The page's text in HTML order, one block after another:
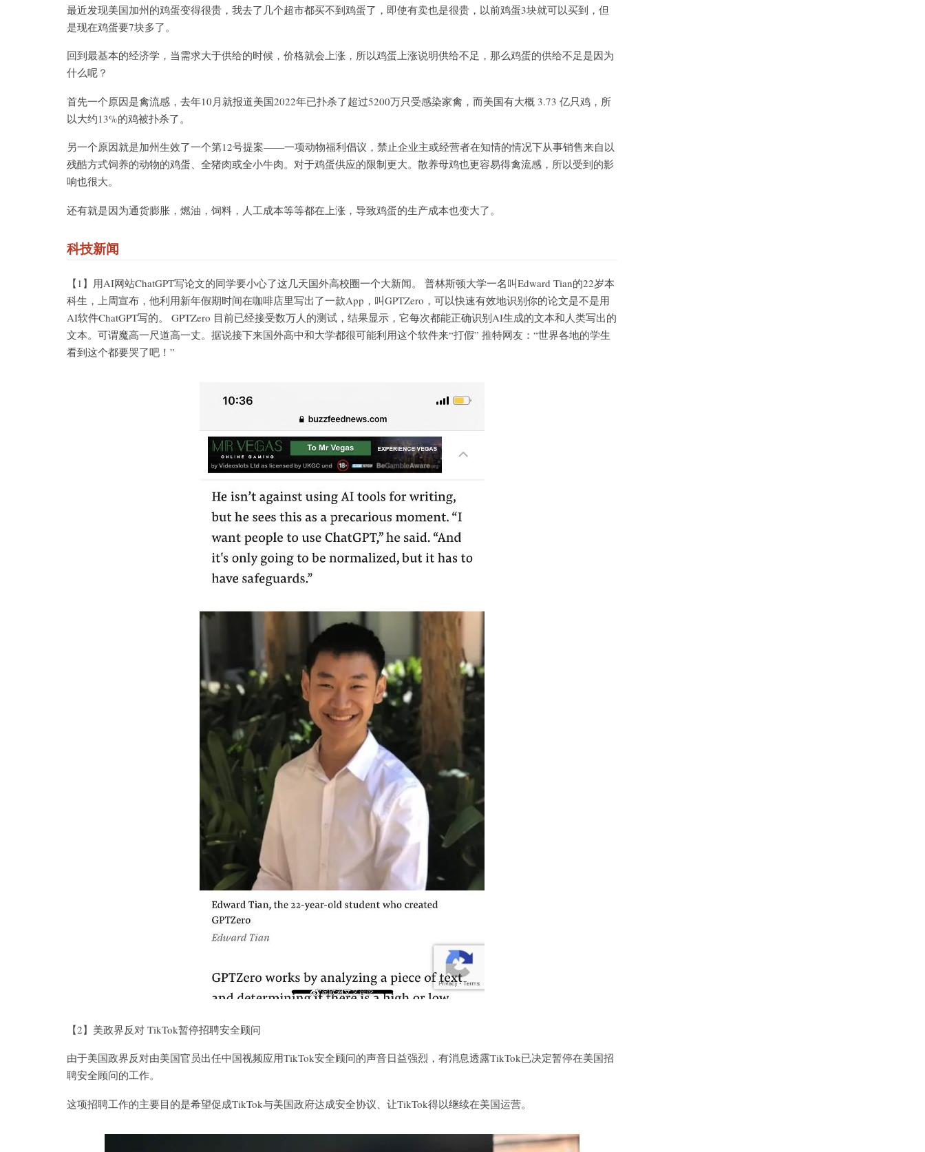
最近发现美国加州的鸡蛋变得很贵，我去了几个超市都买不到鸡蛋了，即使有卖也是很贵，以前鸡蛋3块就可以买到，但
是现在鸡蛋要7块多了。
回到最基本的经济学，当需求大于供给的时候，价格就会上涨，所以鸡蛋上涨说明供给不足，那么鸡蛋的供给不足是因为
什么呢？
首先一个原因是禽流感，去年10月就报道美国2022年已扑杀了超过5200万只受感染家禽，而美国有大概 3.73 亿只鸡，所
以大约13%的鸡被扑杀了。
另一个原因就是加州生效了一个第12号提案——一项动物福利倡议，禁止企业主或经营者在知情的情况下从事销售来自以
残酷方式饲养的动物的鸡蛋、全猪肉或全小牛肉。对于鸡蛋供应的限制更大。散养母鸡也更容易得禽流感，所以受到的影
响也很大。
还有就是因为通货膨胀，燃油，饲料，人工成本等等都在上涨，导致鸡蛋的生产成本也变大了。
科技新闻
【1】用AI网站ChatGPT写论文的同学要小心了这几天国外高校圈一个大新闻。 普林斯顿大学一名叫Edward Tian的22岁本
科生，上周宣布，他利用新年假期时间在咖啡店里写出了一款App，叫GPTZero，可以快速有效地识别你的论文是不是用
AI软件ChatGPT写的。 GPTZero 目前已经接受数万人的测试，结果显示，它每次都能正确识别AI生成的文本和人类写出的
文本。可谓魔高一尺道高一丈。据说接下来国外高中和大学都很可能利用这个软件来“打假” 推特网友：“世界各地的学生
看到这个都要哭了吧！”
【2】美政界反对 TikTok暂停招聘安全顾问
由于美国政界反对由美国官员出任中国视频应用TikTok安全顾问的声音日益强烈，有消息透露TikTok已决定暂停在美国招
聘安全顾问的工作。
这项招聘工作的主要目的是希望促成TikTok与美国政府达成安全协议、让TikTok得以继续在美国运营。